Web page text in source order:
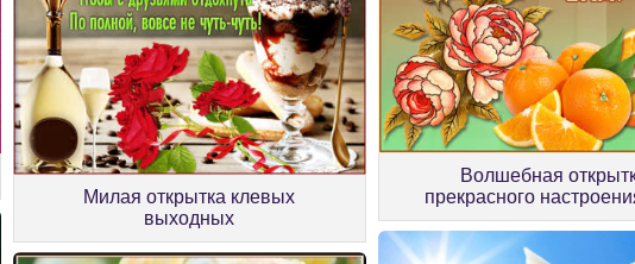
Милая открытка клевых
выходных
Волшебная
прекрасного